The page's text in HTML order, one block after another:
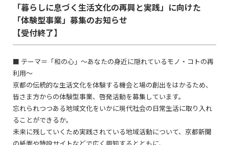
「暮らしに息づく生活文化の再興と実践」に向けた
「体験型事業」募集のお知らせ
【受付終了】
■ テーマ＝「和の心」～あなたの身近に隠れているモノ・コトの再
利用～
京都の伝統的な生活文化を体験する機会と場の創出をはかるため、
皆さま方からの体験型事業、啓発活動を募集しています。
忘れられつつある地域文化をいかに現代社会の日常生活に取り入れ
ることができるか。
未来に残していくため実践されている地域活動について、京都新聞